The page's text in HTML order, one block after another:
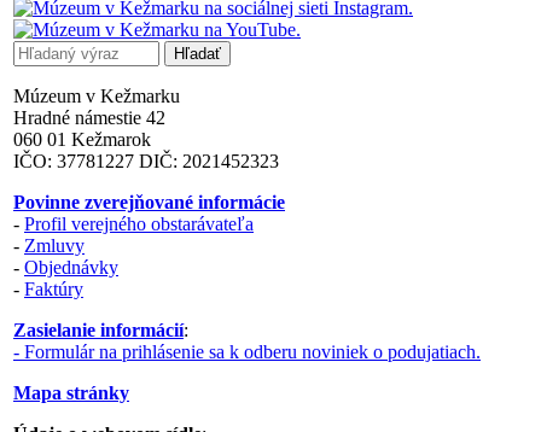
Múzeum v Kežmarku
Hradné námestie 42
060 01 Kežmarok
IČO: 37781227 DIČ: 2021452323
Povinne zverejňované informácie
- Profil verejného obstarávateľa
- Zmluvy
- Objednávky
- Faktúry
Zasielanie informácií:
- Formulár na prihlásenie sa k odberu noviniek o podujatiach.
Mapa stránky